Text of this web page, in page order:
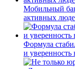
Мобильный
активных
Формула
и уверенность